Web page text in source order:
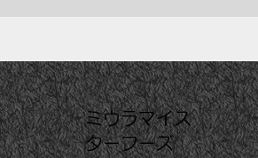
​ミウラマイス
ターフーズ